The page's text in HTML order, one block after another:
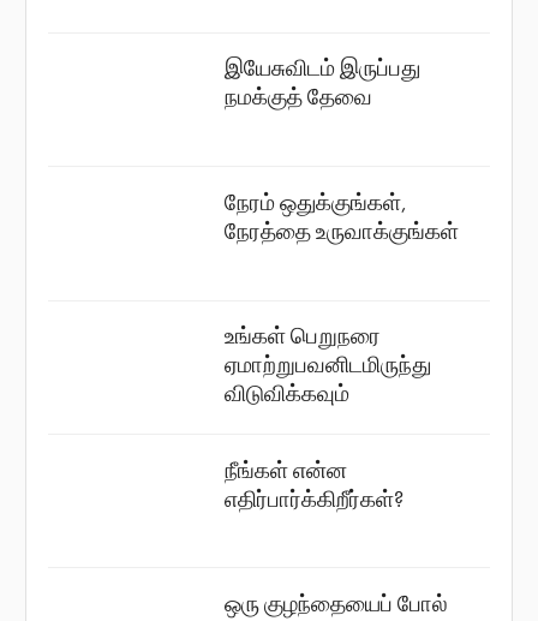
இயேசுவிடம் இருப்பது
நமக்குத் தேவை
நேரம் ஒதுக்குங்கள்,
நேரத்தை உருவாக்குங்கள்
உங்கள் பெறுநரை
ஏமாற்றுபவனிடமிருந்து
விடுவிக்கவும்
நீங்கள் என்ன
எதிர்பார்க்கிறீர்கள்?
ஒரு குழந்தையைப் போல்